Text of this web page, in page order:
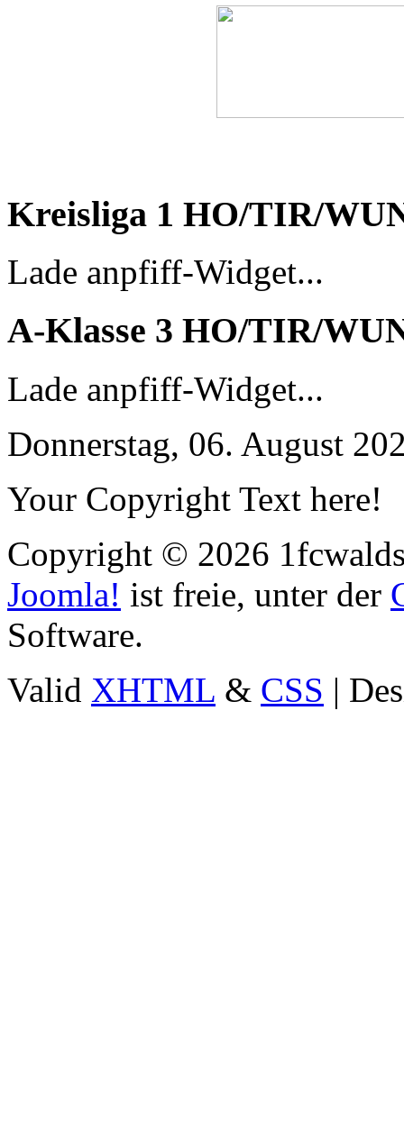
Kreisliga 1 HO/TIR/
Lade anpfiff-Widget...
A-Klasse 3 HO/TIR/
Lade anpfiff-Widget...
Donnerstag, 06. August
Your Copyright Text here!
Copyright © 2026
Joomla! ist freie, unter der
Software.
Valid XHTML & CSS |